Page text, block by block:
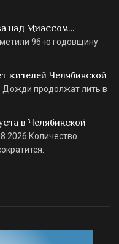
над Миассом…
96-ю годовщину
жителей Челябинской
Дожди продолжат лить в
в Челябинской
Количество